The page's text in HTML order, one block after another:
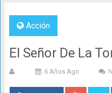
Acción
El Señor De La
6 Años Ago